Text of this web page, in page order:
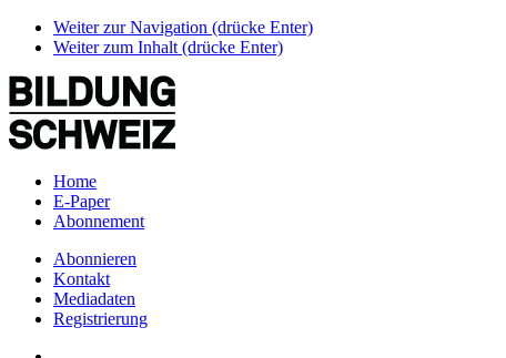
Weiter zur Navigation (drücke Enter)
Weiter zum Inhalt (drücke Enter)
Home
E-Paper
Abonnement
Abonnieren
Kontakt
Mediadaten
Registrierung